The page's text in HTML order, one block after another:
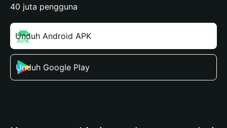
40 juta pengguna
Unduh Android APK
Unduh Google Play